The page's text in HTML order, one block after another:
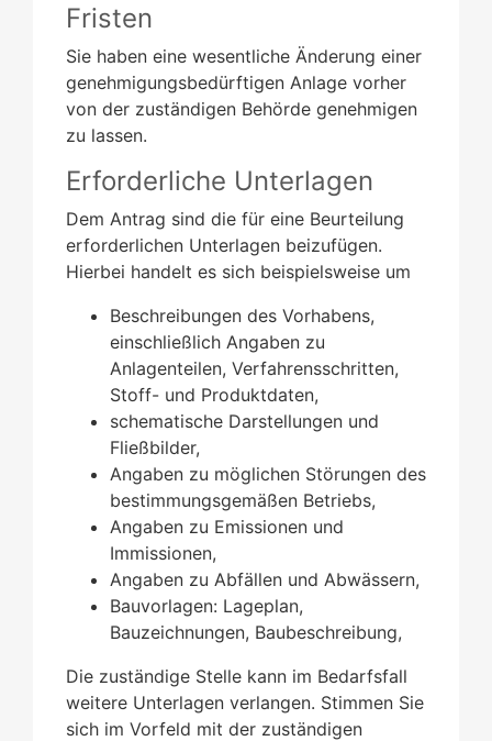
Fristen
Sie haben eine wesentliche Änderung einer
genehmigungsbedürftigen Anlage vorher
von der zuständigen Behörde genehmigen
zu lassen.
Erforderliche Unterlagen
Dem Antrag sind die für eine Beurteilung
erforderlichen Unterlagen beizufügen.
Hierbei handelt es sich beispielsweise um
Beschreibungen des Vorhabens,
einschließlich Angaben zu
Anlagenteilen, Verfahrensschritten,
Stoff- und Produktdaten,
schematische Darstellungen und
Fließbilder,
Angaben zu möglichen Störungen des
bestimmungsgemäßen Betriebs,
Angaben zu Emissionen und
Immissionen,
Angaben zu Abfällen und Abwässern,
Bauvorlagen: Lageplan,
Bauzeichnungen, Baubeschreibung,
Die zuständige Stelle kann im Bedarfsfall
weitere Unterlagen verlangen. Stimmen Sie
sich im Vorfeld mit der zuständigen